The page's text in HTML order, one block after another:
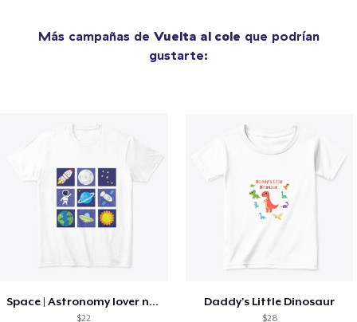
Más campañas de Vuelta al cole que podrían
gustarte:
Space | Astronomy lover nice summer tee
$22
Daddy's Little Dinosaur
$28